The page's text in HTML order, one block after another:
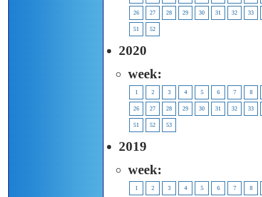
26 27 28 29 30 31 32 33
51 52
2020
week:
1 2 3 4 5 6 7 8
26 27 28 29 30 31 32 33
51 52 53
2019
week:
1 2 3 4 5 6 7 8